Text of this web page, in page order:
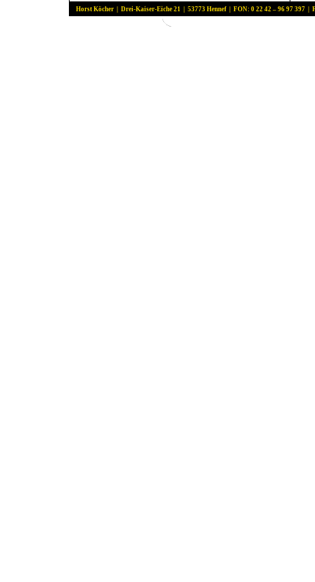
Horst Köcher | Drei-Kaiser-Eiche 21 | 53773 Hennef | FON: 0 22 42 – 96 97 397 |